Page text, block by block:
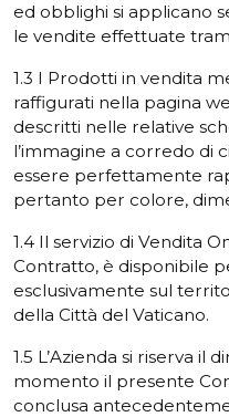
ed obblighi si applicano
le vendite effettuate
1.3 I Prodotti in vendita
raffigurati nella pagina
descritti nelle relative
l’immagine a corredo di
essere perfettamente
pertanto per colore,
1.4 Il servizio di Vendita
Contratto, è disponibile
esclusivamente sul
della Città del Vaticano.
1.5 L’Azienda si riserva il
momento il presente
conclusa